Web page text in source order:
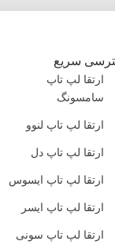
سریع
ارتقا لپ تاپ
سامسونگ
ارتقا لپ تاپ لنوو
ارتقا لپ تاپ دل
ارتقا لپ تاپ ایسوس
ارتقا لپ تاپ ایسر
ارتقا لپ تاپ سونی